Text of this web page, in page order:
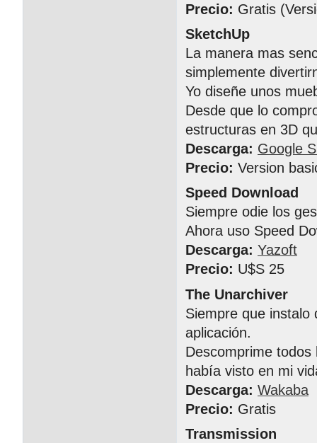
Precio: Gratis
SketchUp
La manera mas
simplemente
Yo diseñe unos
Desde que lo
estructuras en 3D
Descarga: Google
Precio: Version
Speed Download
Siempre odie los
Ahora uso Speed
Descarga: Yazoft
Precio: U$S 25
The Unarchiver
Siempre que instalo
aplicación.
Descomprime
había visto en mi
Descarga: Wakaba
Precio: Gratis
Transmission